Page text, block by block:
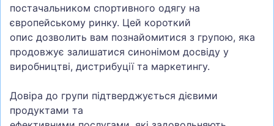
постачальником спортивного одягу на
європейському ринку. Цей короткий
опис дозволить вам познайомитися з групою, яка
продовжує залишатися синонімом досвіду у
виробництві, дистрибуції та маркетингу.
Довіра до групи підтверджується дієвими
продуктами та